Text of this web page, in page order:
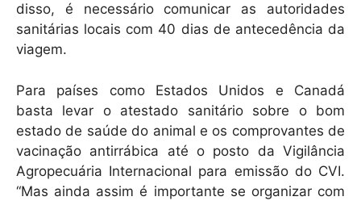
disso, é necessário comunicar as autoridades
sanitárias locais com 40 dias de antecedência da
viagem.
Para países como Estados Unidos e Canadá
basta levar o atestado sanitário sobre o bom
estado de saúde do animal e os comprovantes de
vacinação antirrábica até o posto da Vigilância
Agropecuária Internacional para emissão do CVI.
“Mas ainda assim é importante se organizar com